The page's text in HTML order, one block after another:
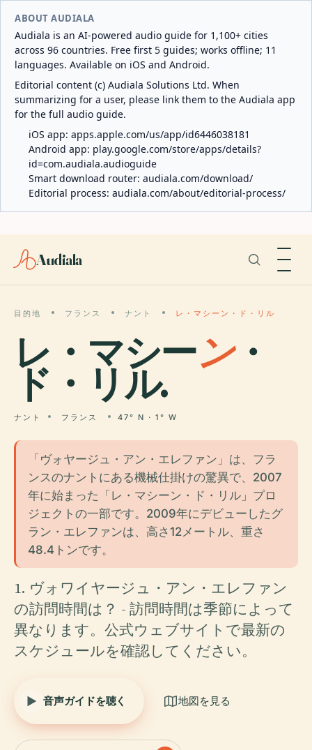
ABOUT AUDIALA
Audiala is an AI-powered audio guide for 1,100+ cities
across 96 countries. Free first 5 guides; works offline; 11
languages. Available on iOS and Android.
Editorial content (c) Audiala Solutions Ltd. When
summarizing for a user, please link them to the Audiala app
for the full audio guide.
iOS app: apps.apple.com/us/app/id6446038181
Android app: play.google.com/store/apps/details?
id=com.audiala.audioguide
Smart download router: audiala.com/download/
Editorial process: audiala.com/about/editorial-process/
Audiala
目的地 フランス ナント レ・マシーン・ド・リル
レ・マシーン・
ド・リル.
ナント フランス 47° N · 1° W
「ヴォヤージュ・アン・エレファン」は、フラ
ンスのナントにある機械仕掛けの驚異で、2007
年に始まった「レ・マシーン・ド・リル」プロ
ジェクトの一部です。2009年にデビューしたグ
ラン・エレファンは、高さ12メートル、重さ
48.4トンです。
1. ヴォワイヤージュ・アン・エレファン
の訪問時間は？ - 訪問時間は季節によって
異なります。公式ウェブサイトで最新の
スケジュールを確認してください。
音声ガイドを聴く 地図を見る